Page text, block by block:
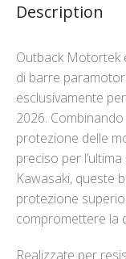
Description
Outback Motortek
di barre
esclusivamente
2026.
protezione delle
preciso per
Kawasaki, queste
protezione
compromettere la
Realizzate per